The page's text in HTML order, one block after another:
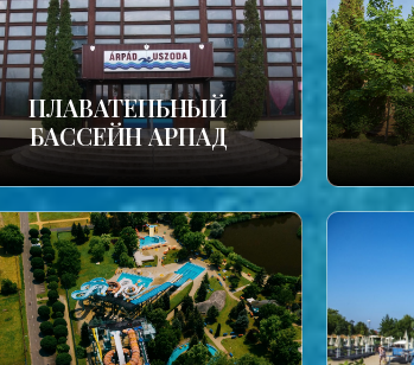
ПЛАВАТЕПЬНЫЙ
БАССЕЙН АРПАД